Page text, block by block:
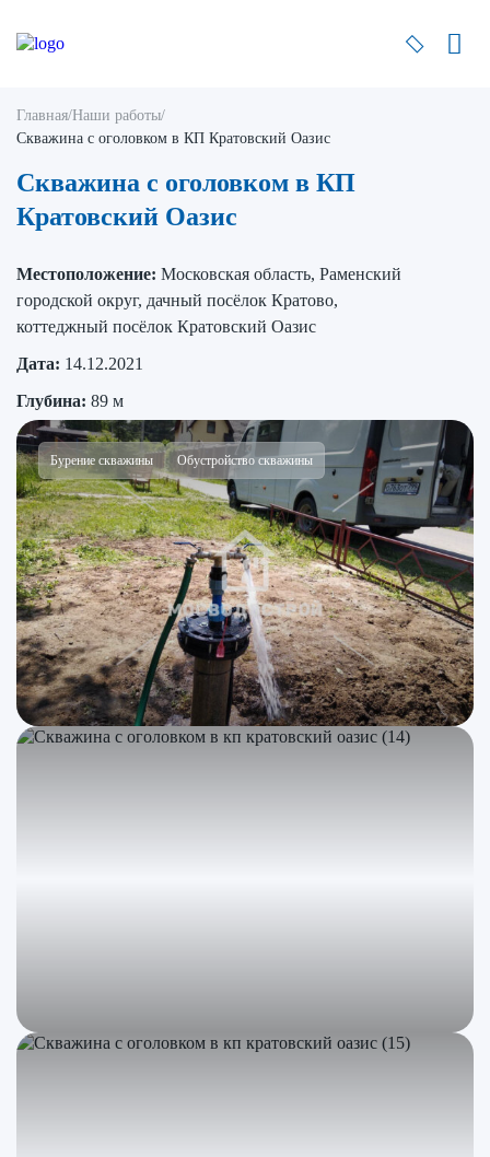
Главная/Наши работы/
Скважина с оголовком в КП Кратовский Оазис
Скважина с оголовком в КП
Кратовский Оазис
Местоположение: Московская область, Раменский
городской округ, дачный посёлок Кратово,
коттеджный посёлок Кратовский Оазис
Дата: 14.12.2021
Глубина: 89 м
Бурение скважины Обустройство скважины